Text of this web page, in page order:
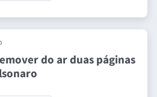
do ar duas páginas